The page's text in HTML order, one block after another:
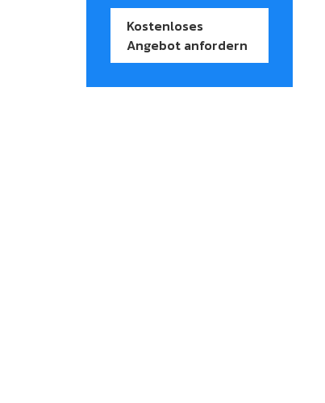
Kostenloses
Angebot anfordern